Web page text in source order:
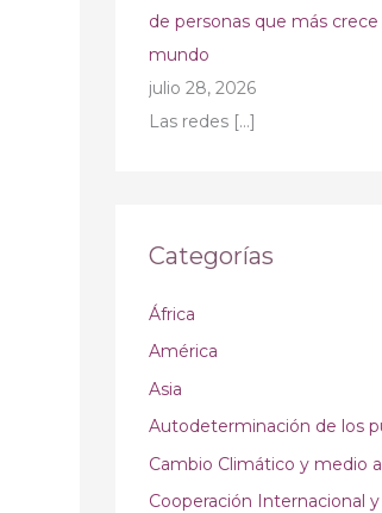
de personas que más crece
mundo
julio 28, 2026
Las redes […]
Categorías
África
América
Asia
Autodeterminación de los
Cambio Climático y medio
Cooperación Internacional